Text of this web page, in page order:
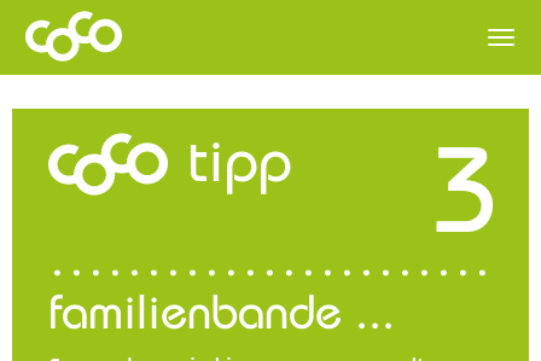
tipp 3
familienbande ...